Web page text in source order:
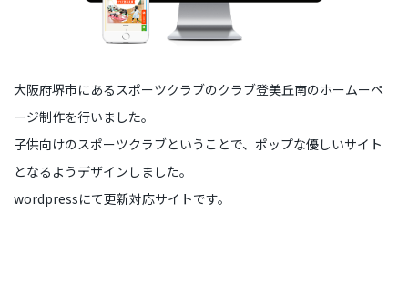
大阪府堺市にあるスポーツクラブのクラブ登美丘南のホームーペ
ージ制作を行いました。
子供向けのスポーツクラブということで、ポップな優しいサイト
となるようデザインしました。
wordpressにて更新対応サイトです。